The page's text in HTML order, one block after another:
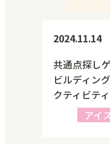
2024.11.14
共通点探し
ビルディン
クティビティ
アイ